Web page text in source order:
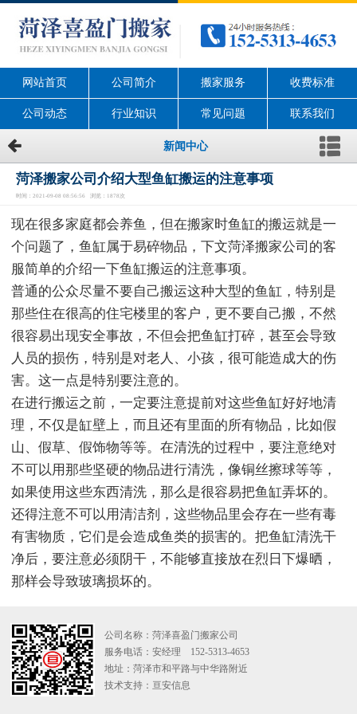
网站首页 公司简介 搬家服务 收费标准
公司动态 行业知识 常见问题 联系我们
新闻中心
菏泽搬家公司介绍大型鱼缸搬运的注意事项
时间：2021-09-08 08:56:56 浏览：1878次
现在很多家庭都会养鱼，但在搬家时鱼缸的搬运就是一
个问题了，鱼缸属于易碎物品，下文菏泽搬家公司的客
服简单的介绍一下鱼缸搬运的注意事项。
普通的公众尽量不要自己搬运这种大型的鱼缸，特别是
那些住在很高的住宅楼里的客户，更不要自己搬，不然
很容易出现安全事故，不但会把鱼缸打碎，甚至会导致
人员的损伤，特别是对老人、小孩，很可能造成大的伤
害。这一点是特别要注意的。
在进行搬运之前，一定要注意提前对这些鱼缸好好地清
理，不仅是缸壁上，而且还有里面的所有物品，比如假
山、假草、假饰物等等。在清洗的过程中，要注意绝对
不可以用那些坚硬的物品进行清洗，像铜丝擦球等等，
如果使用这些东西清洗，那么是很容易把鱼缸弄坏的。
还得注意不可以用清洁剂，这些物品里会存在一些有毒
有害物质，它们是会造成鱼类的损害的。把鱼缸清洗干
净后，要注意必须阴干，不能够直接放在烈日下爆晒，
那样会导致玻璃损坏的。
公司名称：菏泽喜盈门搬家公司
服务电话：安经理 152-5313-4653
地址：菏泽市和平路与中华路附近
技术支持： 亘安信息